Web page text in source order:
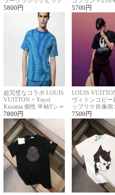
ロゴ刺繍Tシャツ
5800 円
ーネックTシャツ
5700 円
超完璧なコラボ LOUIS
VUITTON × Yayoi
Kusama 個性 半袖Tシャ
ツコピー男女兼用
7800 円
LOUIS
ヴィトンコピー
ップリケ肖像画
ンニット半袖Tシ
7500 円